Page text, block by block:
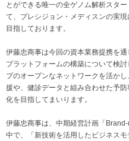
とができる唯一の全ゲノム解析スタ
て、プレシジョン・メディスンの実
目指しております。
伊藤忠商事は今回の資本業務提携を
プラットフォームの構築について検
プのオープンなネットワークを活か
援や、健診データと組み合わせた予
化を目指してまいります。
伊藤忠商事は、中期経営計画「
中で、「新技術を活用したビジネス